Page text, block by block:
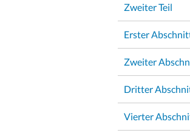
Zweiter Teil
Erster
Zweiter
Dritter
Vierter